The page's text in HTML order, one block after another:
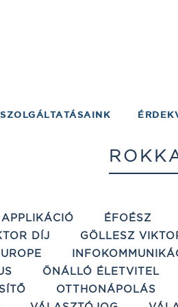
SZOLGÁLTATÁSAINK
APPLIKÁCIÓ ÉFOÉSZ
DÍJ
GÖLLESZ
ÖNÁLLÓ ÉLETVITEL
OTTHONÁPOLÁS